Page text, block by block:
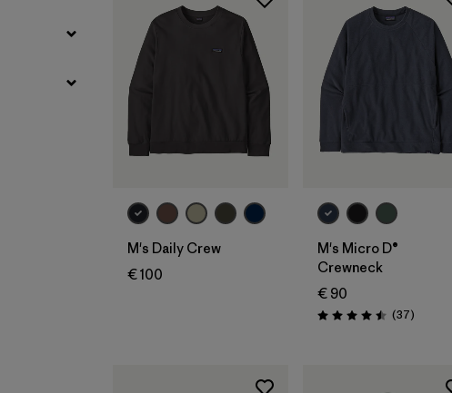
M's Daily Crew
€ 100
M's Micro D®
Crewneck
€ 90
Évaluation: 4.5 / 5
(37Avis
)